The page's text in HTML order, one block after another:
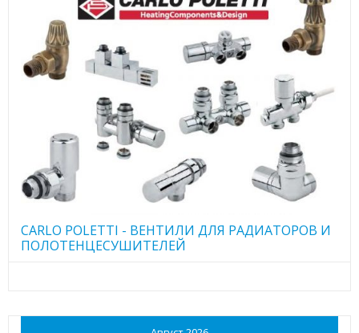
CARLO POLETTI - ВЕНТИЛИ ДЛЯ РАДИАТОРОВ И
ПОЛОТЕНЦЕСУШИТЕЛЕЙ